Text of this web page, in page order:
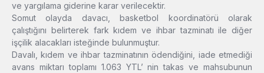
ve yargılama giderine karar verilecektir.
Somut olayda davacı, basketbol koordinatörü olarak
çalıştığını belirterek fark kıdem ve ihbar tazminatı ile diğer
işçilik alacakları isteğinde bulunmuştur.
Davalı, kıdem ve ihbar tazminatının ödendiğini, iade etmediği
avans miktarı toplamı 1.063 YTL’ nin takas ve mahsubunun